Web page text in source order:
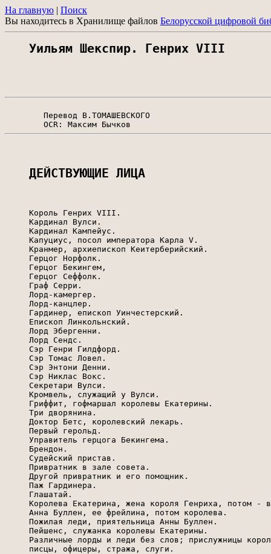
На главную | Поиск
Вы находитесь в Хранилище файлов Белорусской цифровой
Уильям Шекспир. Генрих VIII
        Перевод В.ТОМАШЕВСКОГО
ДЕЙСТВУЮЩИЕ ЛИЦА
     Король Генрих VIII.
     Кардинал Вулси.
     Кардинал Кампейус.
     Капуциус, посол императора Карла V.
     Кранмер, архиепископ Кеитерберийский.
     Герцог Норфолк.
     Герцог Бекингем,
     Герцог Сеффолк.
     Граф Серри.
     Лорд-камергер.
     Лорд-канцлер.
     Гардинер, епископ Уинчестерский.
     Епископ Линкольнский.
     Лорд Эбергенни.
     Лорд Сендс.
     Сэр Генри Гилдфорд.
     Сэр Томас Ловел.
     Сэр Энтони Денни.
     Сэр Никлас Вокс.
     Секретари Вулси.
     Кромвель, служащий у Вулси.
     Гриффит, гофмаршал королевы Екатерины.
     Три дворянина.
     Доктор Бетс, королевский лекарь.
     Первый герольд.
     Управитель герцога Бекингема.
     Брендон.
     Судейский пристав.
     Привратник в зале совета.
     Другой привратник и его помощник.
     Паж Гардинера.
     Глашатай.
Королева Екатерина, жена короля Генриха, потом -
     Анна Буллен, ее фрейлина, потом королева.
     Пожилая леди, приятельница Анны Буллен.
     Пейшенс, служанка королевы Екатерины.
Различные лорды и леди без слов; прислужницы
     писцы, офицеры, стража, слуги.